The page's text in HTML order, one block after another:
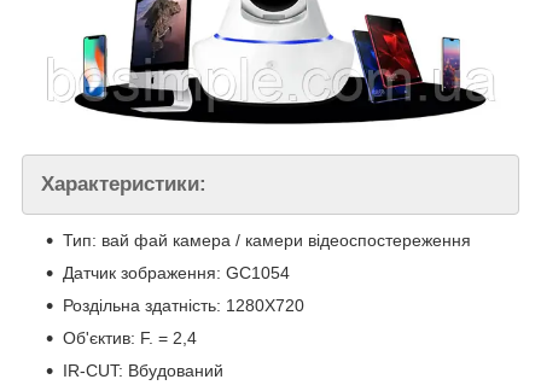
Характеристики:
Тип: вай фай камера / камери відеоспостереження
Датчик зображення: GC1054
Роздільна здатність: 1280X720
Об'єктив: F. = 2,4
IR-CUT: Вбудований